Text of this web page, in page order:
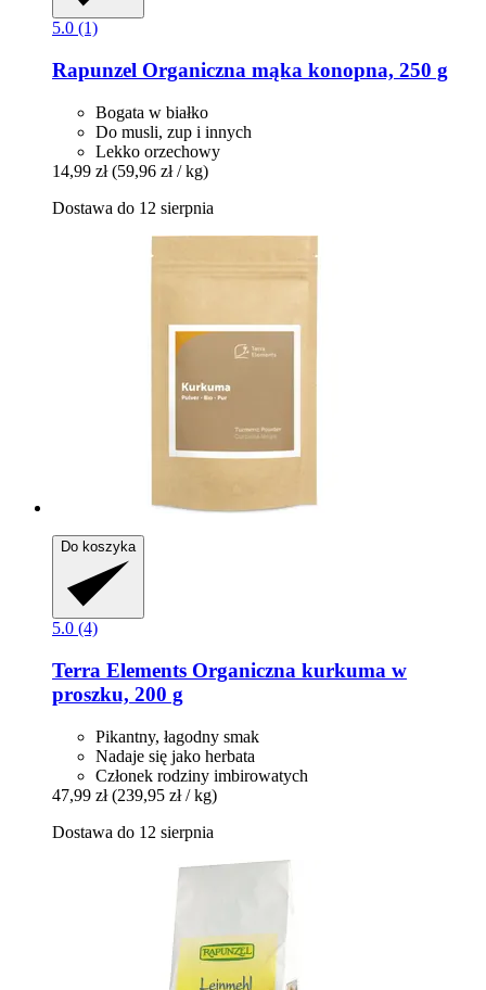
5.0 (1)
Rapunzel Organiczna mąka konopna, 250 g
Bogata w białko
Do musli, zup i innych
Lekko orzechowy
14,99 zł (59,96 zł / kg)
Dostawa do 12 sierpnia
Do koszyka
5.0 (4)
Terra Elements Organiczna kurkuma w
proszku, 200 g
Pikantny, łagodny smak
Nadaje się jako herbata
Członek rodziny imbirowatych
47,99 zł (239,95 zł / kg)
Dostawa do 12 sierpnia